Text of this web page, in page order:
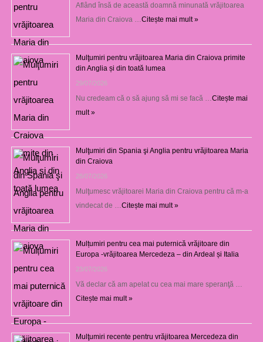
Aflând însă de această doamnă minunată vrăjitoarea
Maria din Craiova … Citește mai mult »
Mulţumiri pentru vrăjitoarea Maria din Craiova primite
din Anglia și din toată lumea
29/07/2026
Nu credeam că o să ajung să mi se facă … Citește mai
mult »
Mulţumiri din Spania şi Anglia pentru vrăjitoarea Maria
din Craiova
28/07/2026
Mulţumesc vrăjitoarei Maria din Craiova pentru că m-a
vindecat de … Citește mai mult »
Mulțumiri pentru cea mai puternică vrăjitoare din
Europa -vrăjitoarea Mercedeza – din Ardeal și Italia
23/07/2026
Vă declar că am apelat cu cea mai mare speranţă …
Citește mai mult »
Mulţumiri recente pentru vrăjitoarea Mercedeza din